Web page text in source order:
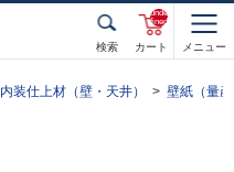
検索 カート
unde
fined
メニュー
内装仕上材（壁・天井） 壁紙（量